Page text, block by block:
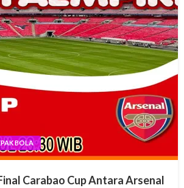
BOLA
Carabao Cup Antara Arsenal